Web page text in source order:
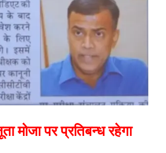
मोजा पर प्रतिबन्ध रहेगा